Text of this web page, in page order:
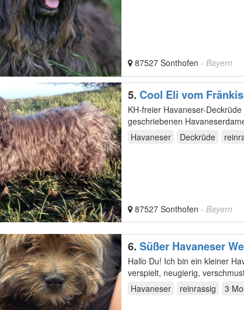
87527 Sonthofen - Bayern
5. Cool Eli vom
KH-freier Havaneser-
geschriebenen
wir auch…
Havaneser Deckrüde
87527 Sonthofen - Bayern
6. Süßer Havaneser
Hallo Du! Ich bin ein kleiner Havaneser-Welpe und auf der Suche nach meiner eigenen Familie. Ich bin
verspielt, neugierig,
Havaneser
reinrassig 3